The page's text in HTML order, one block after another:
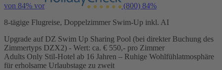
von 84% vor (800) 84%
8-tägige Flugreise, Doppelzimmer Swim-Up inkl. AI
Upgrade auf DZ Swim Up Sharing Pool (bei direkter Buchung des
Zimmertyps DZX2) - Wert: ca. € 550,- pro Zimmer
Adults Only Stil-Hotel ab 16 Jahren – Ruhige Wohlfühlatmosphäre
für erholsame Urlaubstage zu zweit